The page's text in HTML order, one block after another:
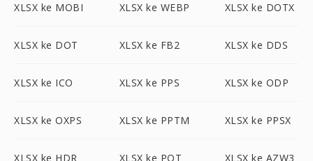
XLSX ke MOBI XLSX ke WEBP XLSX ke DOTX
XLSX ke DOT XLSX ke FB2 XLSX ke DDS
XLSX ke ICO XLSX ke PPS XLSX ke ODP
XLSX ke OXPS XLSX ke PPTM XLSX ke PPSX
XLSX ke HDR XLSX ke POT XLSX ke AZW3